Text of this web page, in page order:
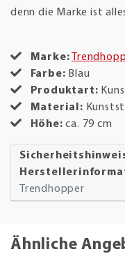
denn die Marke ist
Marke:
Farbe: Blau
Produktart:
Material:
Höhe:ca. 79 cm
Trendhopper
Ähnliche